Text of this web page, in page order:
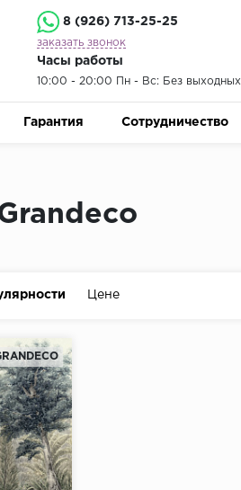
8 (926) 713-25-25
заказать звонок
Часы работы
10:00 - 20:00 Пн - Вс: Без выходных
Гарантия Сотрудничество
Цене